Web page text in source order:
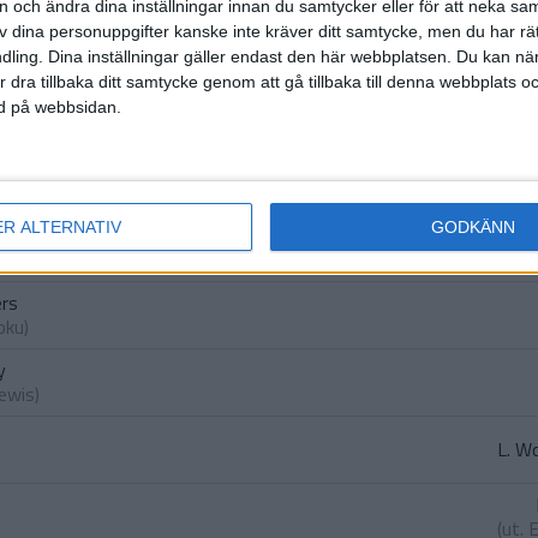
och ändra dina inställningar innan du samtycker eller för att neka
dina personuppgifter kanske inte kräver ditt samtycke, men du har
Dina inställningar gäller endast den här webbplatsen. Du kan
dra tillbaka ditt samtycke genom att gå tillbaka till denna webbplats
på webbsidan.
ALTERNATIV GODKÄNN
(ut.J.
)
)
)
L.
(ut.